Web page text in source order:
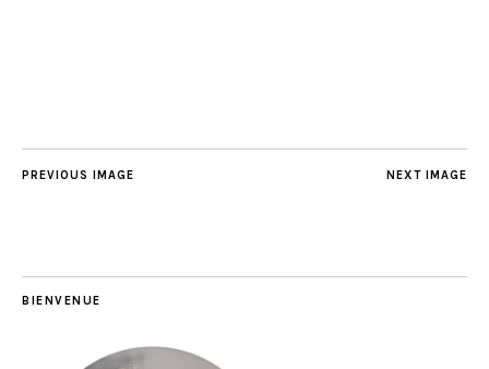
NEXT IMAGE
PREVIOUS IMAGE
BIENVENUE